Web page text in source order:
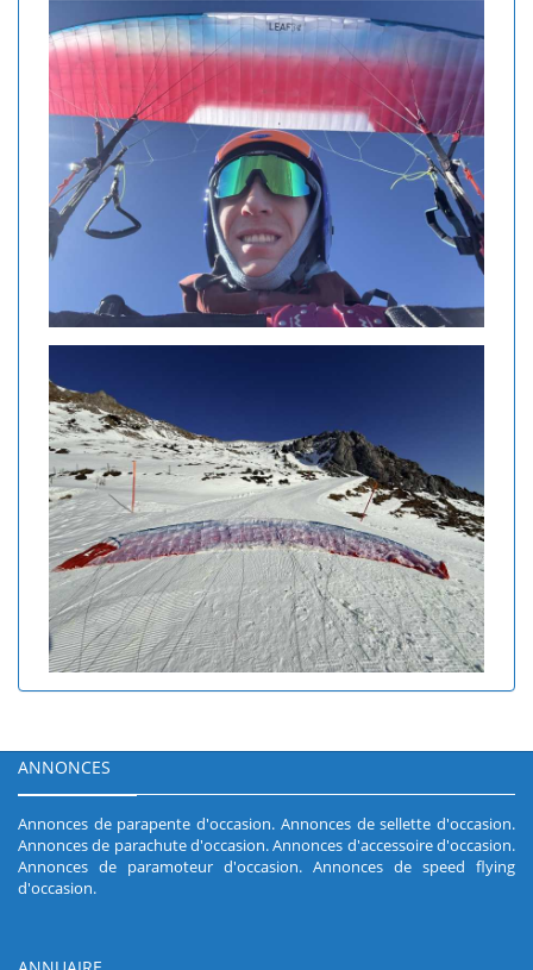
ANNONCES
Annonces de parapente d'occasion. Annonces de sellette d'occasion.
Annonces de parachute d'occasion.Annonces d'accessoire d'occasion.
Annonces de paramoteur d'occasion. Annonces de speed flying
d'occasion.